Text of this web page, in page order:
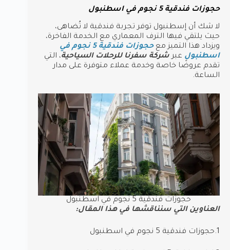
حجوزات فندقية 5 نجوم في اسطنبول
لا شك أن إسطنبول توفر تجربة فندقية لا تُضاهى،
حيث يلتقي فيها الترف المعماري مع الخدمة الفاخرة،
ويزداد هذا التميز مع
حجوزات فندقية 5 نجوم في
اسطنبول عبرشركة سفرنا للرحلات السياحية، التي
تقدم عروضًا خاصة وخدمة عملاء متوفرة على مدار
الساعة.
حجوزات فندقية 5 نجوم في اسطنبول
العناوين التي سنناقشها في هذا المقال:
1.حجوزات فندقية 5 نجوم في اسطنبول